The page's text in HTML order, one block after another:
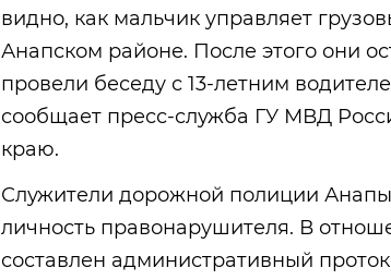
видно, как мальчик управляет
Анапском районе. После этого они
провели беседу с 13-летним
сообщает пресс-служба ГУ МВД
краю.
Служители дорожной полиции Анапы
личность правонарушителя. В
составлен административный